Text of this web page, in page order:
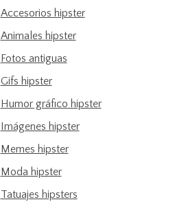
Accesorios hipster
Animales hipster
Fotos antiguas
Gifs hipster
Humor gráfico hipster
Imágenes hipster
Memes hipster
Moda hipster
Tatuajes hipsters